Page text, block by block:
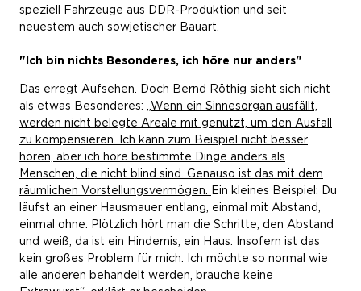
speziell Fahrzeuge aus DDR-Produktion und seit
neuestem auch sowjetischer Bauart.
"Ich bin nichts Besonderes, ich höre nur anders"
Das erregt Aufsehen. Doch Bernd Röthig sieht sich nicht
als etwas Besonderes: „ Wenn ein Sinnesorgan ausfällt,
werden nicht belegte Areale mit genutzt, um den Ausfall
zu kompensieren. Ich kann zum Beispiel nicht besser
hören, aber ich höre bestimmte Dinge anders als
Menschen, die nicht blind sind. Genauso ist das mit dem
räumlichen Vorstellungsvermögen. Ein kleines Beispiel: Du
läufst an einer Hausmauer entlang, einmal mit Abstand,
einmal ohne. Plötzlich hört man die Schritte, den Abstand
und weiß, da ist ein Hindernis, ein Haus. Insofern ist das
kein großes Problem für mich. Ich möchte so normal wie
alle anderen behandelt werden, brauche keine